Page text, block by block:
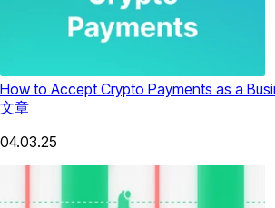
How to Accept Crypto Payments as a
文章
04.03.25